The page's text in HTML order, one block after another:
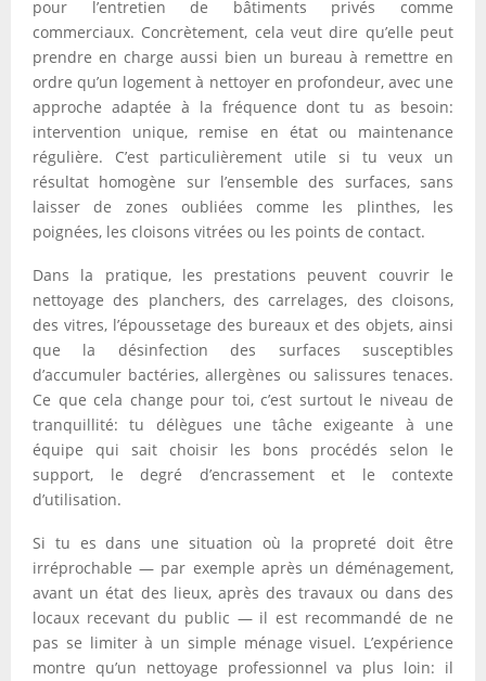
pour l’entretien de bâtiments privés comme
commerciaux. Concrètement, cela veut dire qu’elle peut
prendre en charge aussi bien un bureau à remettre en
ordre qu’un logement à nettoyer en profondeur, avec une
approche adaptée à la fréquence dont tu as besoin:
intervention unique, remise en état ou maintenance
régulière. C’est particulièrement utile si tu veux un
résultat homogène sur l’ensemble des surfaces, sans
laisser de zones oubliées comme les plinthes, les
poignées, les cloisons vitrées ou les points de contact.
Dans la pratique, les prestations peuvent couvrir le
nettoyage des planchers, des carrelages, des cloisons,
des vitres, l’époussetage des bureaux et des objets, ainsi
que la désinfection des surfaces susceptibles
d’accumuler bactéries, allergènes ou salissures tenaces.
Ce que cela change pour toi, c’est surtout le niveau de
tranquillité: tu délègues une tâche exigeante à une
équipe qui sait choisir les bons procédés selon le
support, le degré d’encrassement et le contexte
d’utilisation.
Si tu es dans une situation où la propreté doit être
irréprochable — par exemple après un déménagement,
avant un état des lieux, après des travaux ou dans des
locaux recevant du public — il est recommandé de ne
pas se limiter à un simple ménage visuel. L’expérience
montre qu’un nettoyage professionnel va plus loin: il